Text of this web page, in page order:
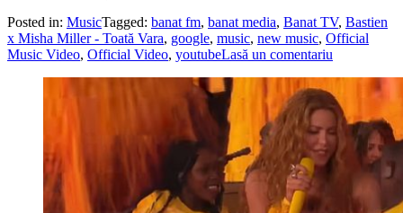
Posted in: MusicTagged: banat fm, banat media, Banat TV, Bastien
x Misha Miller - Toată Vara, google, music, new music, Official
Music Video, Official Video, youtubeLasă un comentariu